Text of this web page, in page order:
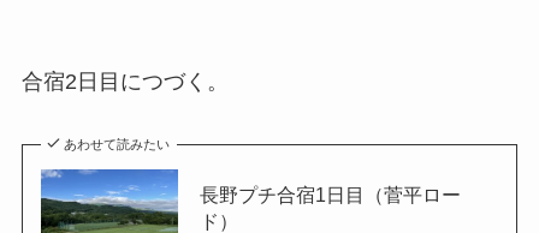
合宿2日目につづく。
あわせて読みたい
長野プチ合宿1日目（菅平ロー
ド）